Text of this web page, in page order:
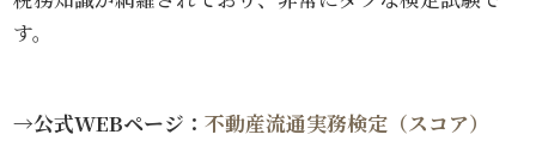
す。
→公式WEBページ：不動産流通実務検定（スコア）